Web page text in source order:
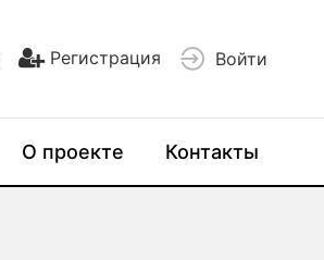
Регистрация Войти
О проекте Контакты